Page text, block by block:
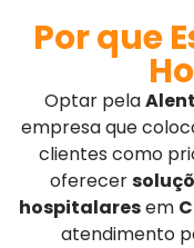
Por que
Optar pela
empresa que
clientes como
oferecer
hospitalaresem
atendimento